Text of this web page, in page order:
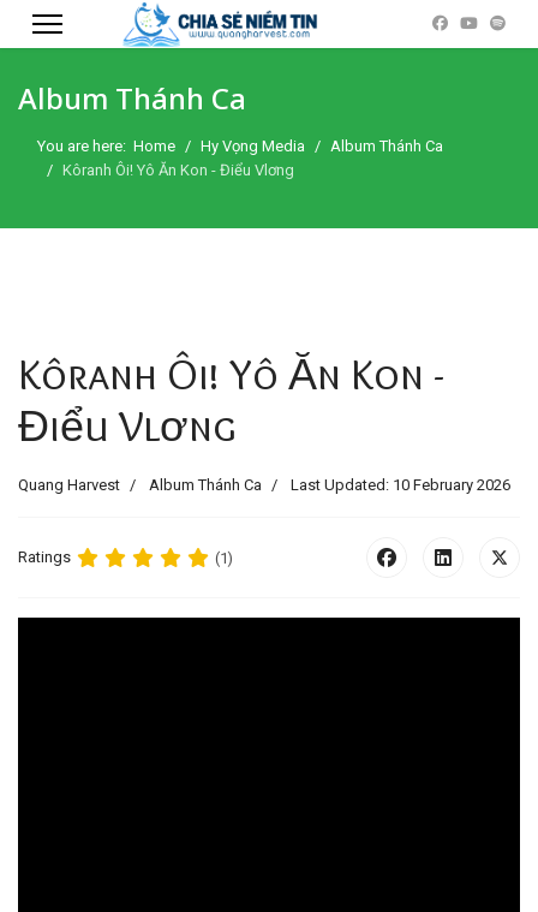
Album Thánh Ca
You are here: Home Hy Vọng Media
Album Thánh Ca
Kôranh Ôi! Yô Ăn Kon - Điểu Vlơng
Kôranh Ôi! Yô Ăn Kon -
Điểu Vlơng
Quang Harvest Album Thánh Ca Last Updated: 10 February 2026
Ratings (1)